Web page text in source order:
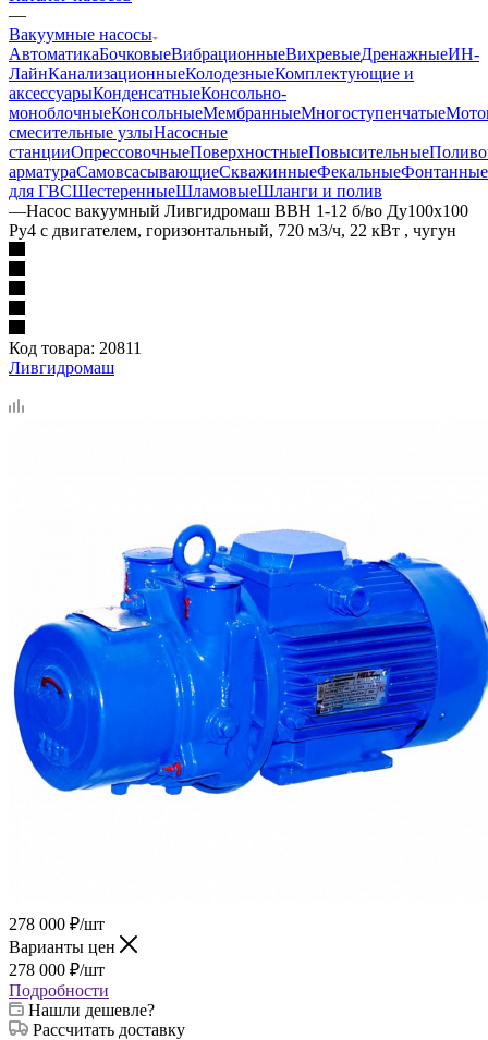
—
Вакуумные насосы
АвтоматикаБочковыеВибрационныеВихревыеДренажныеИН-
ЛайнКанализационныеКолодезныеКомплектующие и
аксессуарыКонденсатныеКонсольно-
моноблочныеКонсольныеМембранныеМногоступенчатые
смесительные узлыНасосные
станцииОпрессовочныеПоверхностныеПовысительные
арматураСамовсасывающиеСкважинныеФекальныеФонтанные
для ГВСШестеренныеШламовыеШланги и полив
—Насос вакуумный Ливгидромаш ВВН 1-12 б/во Ду100x100
Ру4 с двигателем, горизонтальный, 720 м3/ч, 22 кВт , чугун
Код товара: 20811
Ливгидромаш
278 000 ₽/шт
Варианты цен
278 000 ₽/шт
Подробности
Нашли дешевле?
Рассчитать доставку